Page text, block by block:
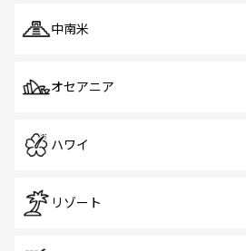
中南米
オセアニア
ハワイ
リゾート